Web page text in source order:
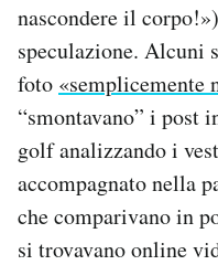
nascondere il
speculazione. Alcuni
foto «semplicemente
“smontavano” i post
golf analizzando i
accompagnato nella
che comparivano in
si trovavano online